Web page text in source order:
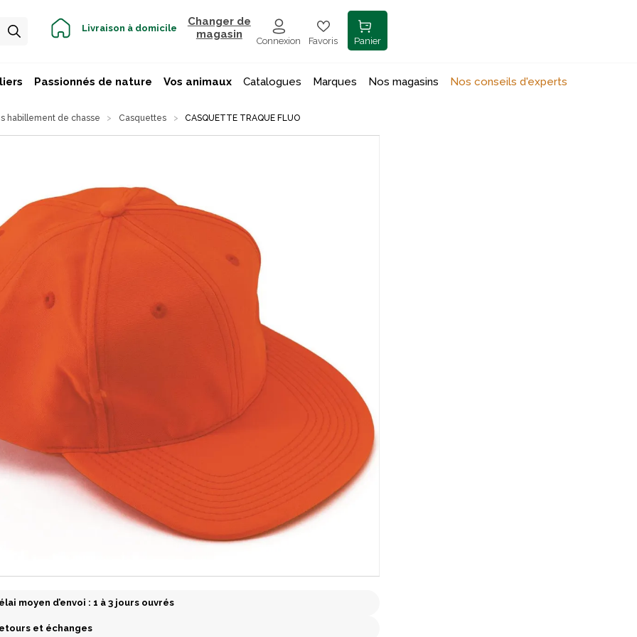
Livraison à domicile
Changer de
magasin
Connexion Favoris Panier
Passionnés de nature Vos animaux Catalogues Marques Nos magasins Nos conseils d'experts
habillement de chasse Casquettes CASQUETTE TRAQUE FLUO
moyen d’envoi : 1 à 3 jours ouvrés
et échanges